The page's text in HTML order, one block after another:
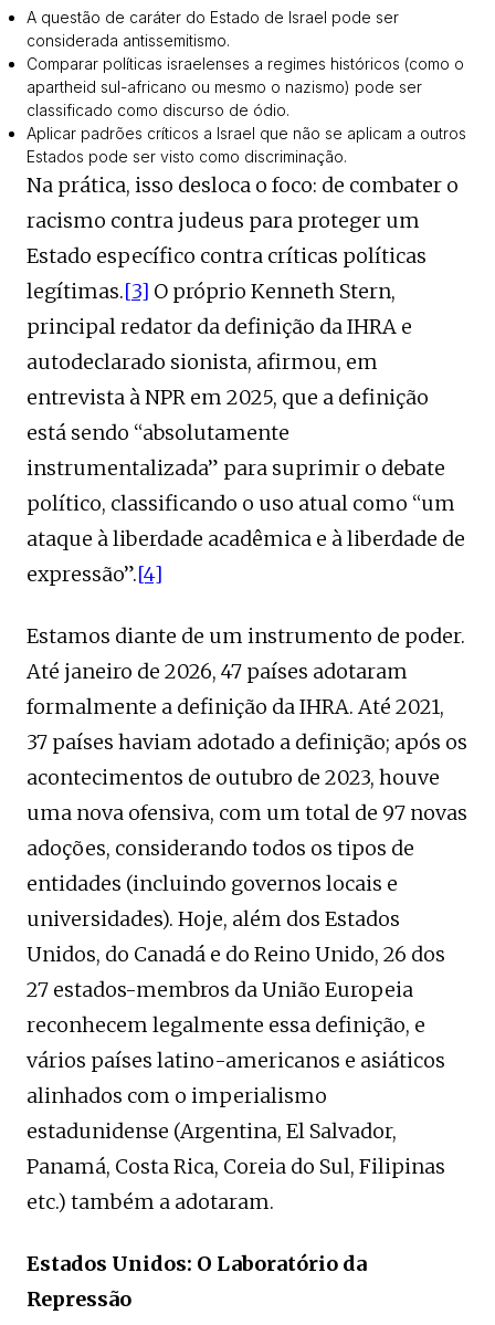
A questão de caráter do Estado de Israel pode ser
considerada antissemitismo.
Comparar políticas israelenses a regimes históricos (como o
apartheid sul-africano ou mesmo o nazismo) pode ser
classificado como discurso de ódio.
Aplicar padrões críticos a Israel que não se aplicam a outros
Estados pode ser visto como discriminação.
Na prática, isso desloca o foco: de combater o
racismo contra judeus para proteger um
Estado específico contra críticas políticas
legítimas.[3] O próprio Kenneth Stern,
principal redator da definição da IHRA e
autodeclarado sionista, afirmou, em
entrevista à NPR em 2025, que a definição
está sendo “absolutamente
instrumentalizada” para suprimir o debate
político, classificando o uso atual como “um
ataque à liberdade acadêmica e à liberdade de
expressão”.[4]
Estamos diante de um instrumento de poder.
Até janeiro de 2026, 47 países adotaram
formalmente a definição da IHRA. Até 2021,
37 países haviam adotado a definição; após os
acontecimentos de outubro de 2023, houve
uma nova ofensiva, com um total de 97 novas
adoções, considerando todos os tipos de
entidades (incluindo governos locais e
universidades). Hoje, além dos Estados
Unidos, do Canadá e do Reino Unido, 26 dos
27 estados-membros da União Europeia
reconhecem legalmente essa definição, e
vários países latino-americanos e asiáticos
alinhados com o imperialismo
estadunidense (Argentina, El Salvador,
Panamá, Costa Rica, Coreia do Sul, Filipinas
etc.) também a adotaram.
Estados Unidos: O Laboratório da
Repressão